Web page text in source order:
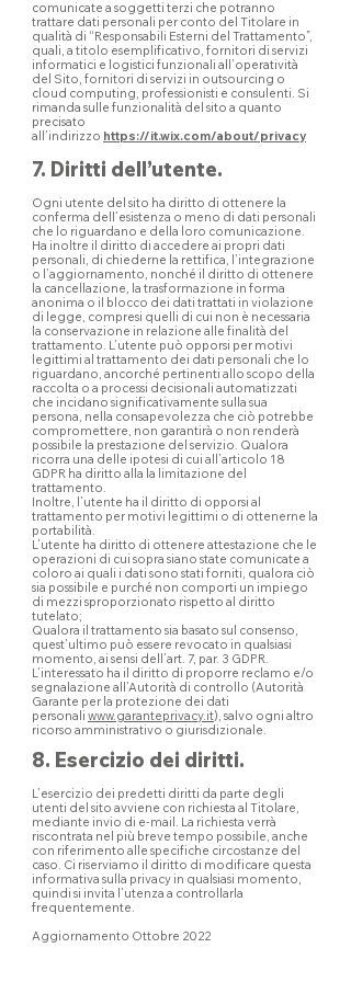
comunicate a soggetti terzi che potranno
trattare dati personali per conto del Titolare in
qualità di “Responsabili Esterni del Trattamento”,
quali, a titolo esemplificativo, fornitori di servizi
informatici e logistici funzionali all’operatività
del Sito, fornitori di servizi in outsourcing o
cloud computing, professionisti e consulenti. Si
rimanda sulle funzionalità del sito a quanto
precisato
all’indirizzo https://it.wix.com/about/privacy
7. Diritti dell’utente.
Ogni utente del sito ha diritto di ottenere la
conferma dell’esistenza o meno di dati personali
che lo riguardano e della loro comunicazione.
Ha inoltre il diritto di accedere ai propri dati
personali, di chiederne la rettifica, l’integrazione
o l’aggiornamento, nonché il diritto di ottenere
la cancellazione, la trasformazione in forma
anonima o il blocco dei dati trattati in violazione
di legge, compresi quelli di cui non è necessaria
la conservazione in relazione alle finalità del
trattamento. L’utente può opporsi per motivi
legittimi al trattamento dei dati personali che lo
riguardano, ancorché pertinenti allo scopo della
raccolta o a processi decisionali automatizzati
che incidano significativamente sulla sua
persona, nella consapevolezza che ciò potrebbe
compromettere, non garantirà o non renderà
possibile la prestazione del servizio. Qualora
ricorra una delle ipotesi di cui all’articolo 18
GDPR ha diritto alla la limitazione del
trattamento.
Inoltre, l’utente ha il diritto di opporsi al
trattamento per motivi legittimi o di ottenerne la
portabilità.
L’utente ha diritto di ottenere attestazione che le
operazioni di cui sopra siano state comunicate a
coloro ai quali i dati sono stati forniti, qualora ciò
sia possibile e purché non comporti un impiego
di mezzi sproporzionato rispetto al diritto
tutelato;
Qualora il trattamento sia basato sul consenso,
quest’ultimo può essere revocato in qualsiasi
momento, ai sensi dell’art. 7, par. 3 GDPR.
L’interessato ha il diritto di proporre reclamo e/o
segnalazione all’Autorità di controllo (Autorità
Garante per la protezione dei dati
personali www.garanteprivacy.it), salvo ogni altro
ricorso amministrativo o giurisdizionale.
8. Esercizio dei diritti.
L’esercizio dei predetti diritti da parte degli
utenti del sito avviene con richiesta al Titolare,
mediante invio di e-mail. La richiesta verrà
riscontrata nel più breve tempo possibile, anche
con riferimento alle specifiche circostanze del
caso. Ci riserviamo il diritto di modificare questa
informativa sulla privacy in qualsiasi momento,
quindi si invita l’utenza a controllarla
frequentemente.
Aggiornamento Ottobre 2022